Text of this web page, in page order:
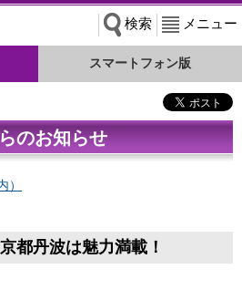
検索 メニュー
スマートフォン版
のお知らせ
）
都丹波は魅力満載！